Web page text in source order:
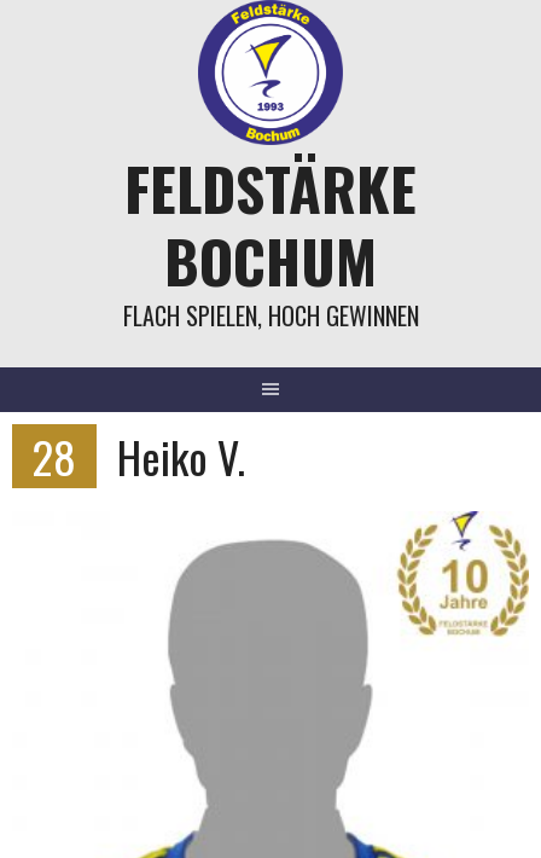
FELDSTÄRKE
BOCHUM
FLACH SPIELEN, HOCH GEWINNEN
28 Heiko V.